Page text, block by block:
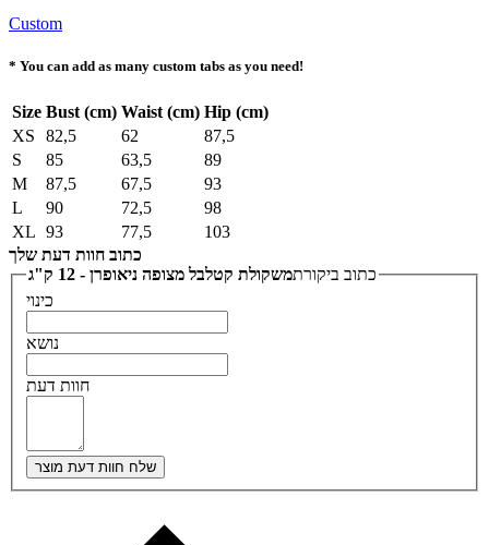
Custom
* You can add as many custom tabs as you need!
Size Bust (cm) Waist (cm) Hip (cm)
XS
82,5 62
87,5
S
85 63,5
89
M
87,5 67,5
93
L
90 72,5
98
XL 93 77,5
103
כתוב חוות דעת שלך
כתוב ביקורתמשקולת קטלבל מצופה ניאופרן - 12 ק"ג
כינוי
נושא
חוות דעת
שלח חוות דעת מוצר